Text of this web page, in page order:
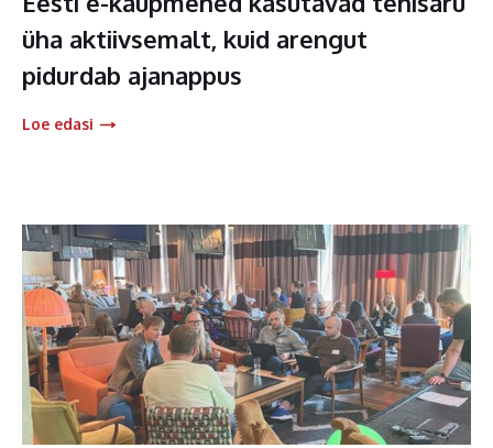
üha aktiivsemalt, kuid arengut
pidurdab ajanappus
Loe edasi